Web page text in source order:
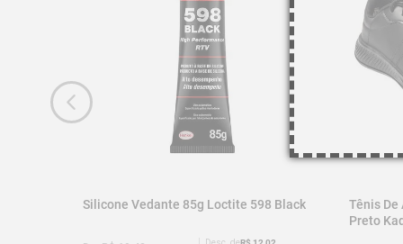
Silicone Vedante 85g Loctite 598 Black
Tênis De
Preto